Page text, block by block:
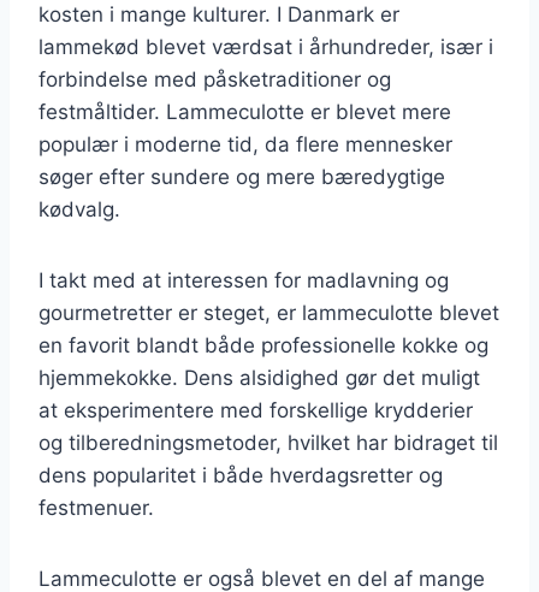
kosten i mange kulturer. I Danmark er
lammekød blevet værdsat i århundreder, især i
forbindelse med påsketraditioner og
festmåltider. Lammeculotte er blevet mere
populær i moderne tid, da flere mennesker
søger efter sundere og mere bæredygtige
kødvalg.
I takt med at interessen for madlavning og
gourmetretter er steget, er lammeculotte blevet
en favorit blandt både professionelle kokke og
hjemmekokke. Dens alsidighed gør det muligt
at eksperimentere med forskellige krydderier
og tilberedningsmetoder, hvilket har bidraget til
dens popularitet i både hverdagsretter og
festmenuer.
Lammeculotte er også blevet en del af mange